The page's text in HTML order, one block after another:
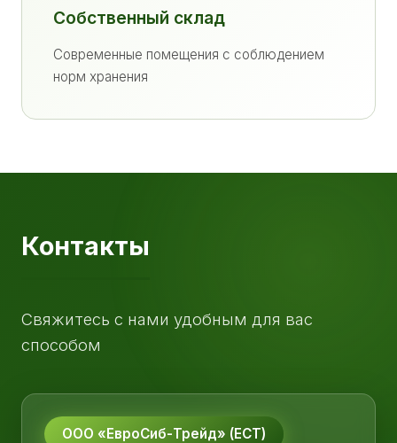
Собственный склад
Современные помещения с соблюдением
норм хранения
Контакты
Свяжитесь с нами удобным для вас
способом
ООО «ЕвроСиб-Трейд» (ЕСТ)